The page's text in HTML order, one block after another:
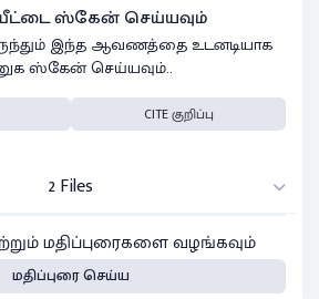
ஸ்கேன் செய்யவும்
இந்த ஆவணத்தை உடனடியாக
ஸ்கேன் செய்யவும்..
CITE குறிப்பு
2 Files
மதிப்புரைகளை வழங்கவும்
மதிப்புரை செய்ய